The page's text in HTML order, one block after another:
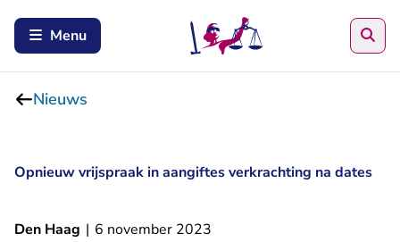
Menu
Nieuws
Opnieuw vrijspraak in aangiftes verkrachting na dates
Den Haag | 6 november 2023